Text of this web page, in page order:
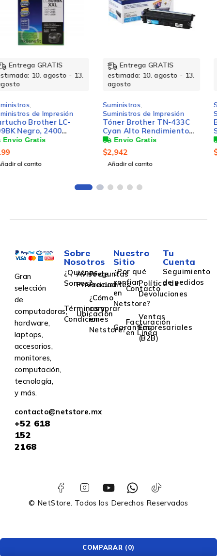
Entrega GRATIS
estimada: 10. agosto - 13.
agosto
Suministros
Suministros de Impresión
Tóner Brother TN-433C
Cyan Alto Rendimiento
Cian, 4.000 Páginas
$2,942
Añadir al carrito
Entrega GRATIS
estimada: 10. agosto - 13.
agosto
Suministros
Suministros de Impresión
Brother Cartucho de
Super Alto Rendimiento
LC-3019M Magenta, 1500
Páginas
$542
Añadir al carrito
Gran
selección
de
computadoras,
hardware,
laptops,
accesorios,
monitores,
computación,
tecnología,
y más.
contacto@netstore.mx
+52 618
152
2168
Sobre
Nosotros
¿Quiénes
Somos?
Aviso de
Privacidad
Preguntas
Frecuentes
Términos y
Condiciones
Ubicación
¿Cómo
comprar
en
Netstore?
Nuestro
Sitio
¿Por qué
confiar
en
Netstore?
Contacto
Política de
Devoluciones
Garantías
Facturación
en Linea
Ventas
Empresariales
(B2B)
Tu
Cuenta
Seguimiento
de pedidos
© NetStore. Todos los Derechos Reservados
COMPARAR (0)